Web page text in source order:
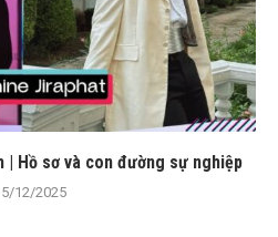
Hồ sơ và con đường sự nghiệp
12/2025